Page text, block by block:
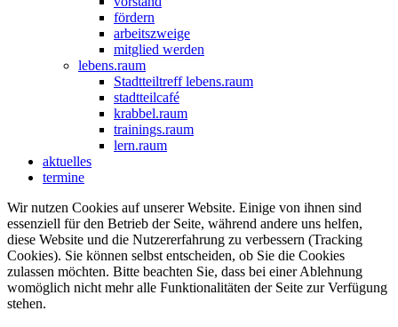
fördern
arbeitszweige
mitglied werden
lebens.raum
Stadtteiltreff lebens.raum
stadtteilcafé
krabbel.raum
trainings.raum
lern.raum
aktuelles
termine
Wir nutzen Cookies auf unserer Website. Einige von ihnen sind
essenziell für den Betrieb der Seite, während andere uns helfen,
diese Website und die Nutzererfahrung zu verbessern (Tracking
Cookies). Sie können selbst entscheiden, ob Sie die Cookies
zulassen möchten. Bitte beachten Sie, dass bei einer Ablehnung
womöglich nicht mehr alle Funktionalitäten der Seite zur Verfügung
stehen.